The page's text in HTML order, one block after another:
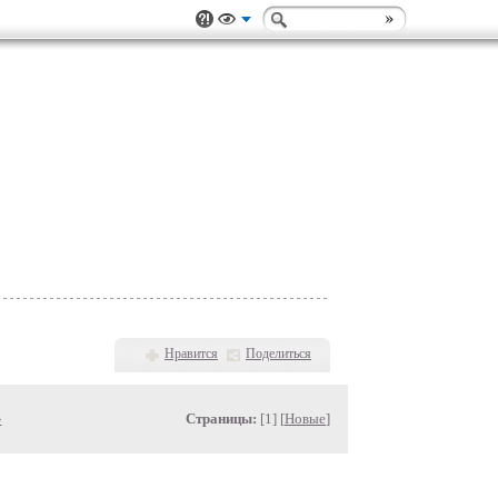
Нравится Поделиться
Страницы: [1] [Новые]